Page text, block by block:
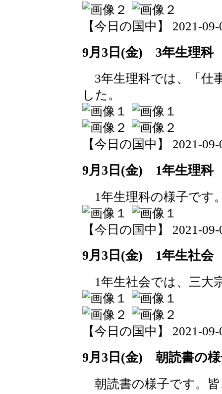
【今日の国中】 2021-
9月3日(金) 3年生理科
3年生理科では、「仕
した。
【今日の国中】 2021-
9月3日(金) 1年生理科
1年生理科の様子です
【今日の国中】 2021-
9月3日(金) 1年生社会
1年生社会では、三大
【今日の国中】 2021-
9月3日(金) 朝読書の
朝読書の様子です。